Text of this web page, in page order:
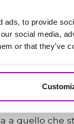
ads, to provide
social media,
or that they’ve
venerdì
alta e dopo
vi sta
a quello che